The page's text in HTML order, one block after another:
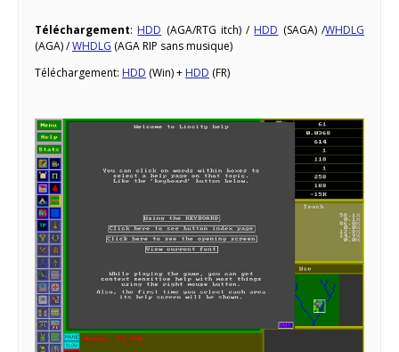
Téléchargement: HDD (AGA/RTG itch) / HDD (SAGA) /WHDLG
(AGA) /WHDLG (AGA RIP sans musique)
Téléchargement: HDD (Win) + HDD (FR)